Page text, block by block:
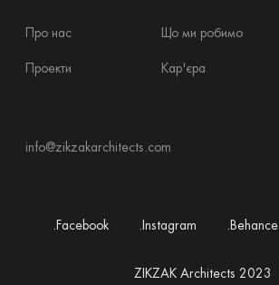
Про нас
Проекти
Що ми робимо
Кар'єра
info@zikzakarchitects.com
ZIKZAK Architects 2023
.Facebook .Instagram .Behance